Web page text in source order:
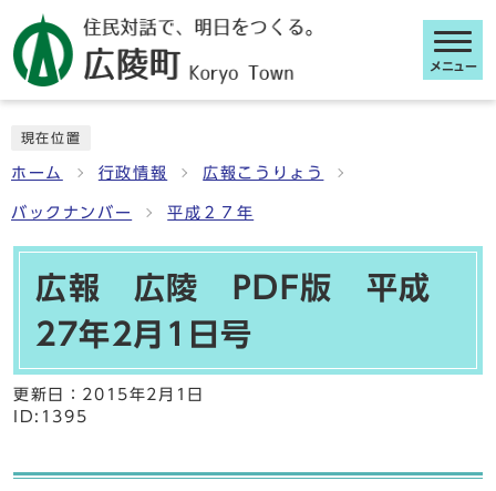
メニュー
現在位置
ホーム 行政情報 広報こうりょう
バックナンバー 平成２７年
広報 広陵 PDF版 平成
27年2月1日号
更新日： 2015年2月1日
ID:1395